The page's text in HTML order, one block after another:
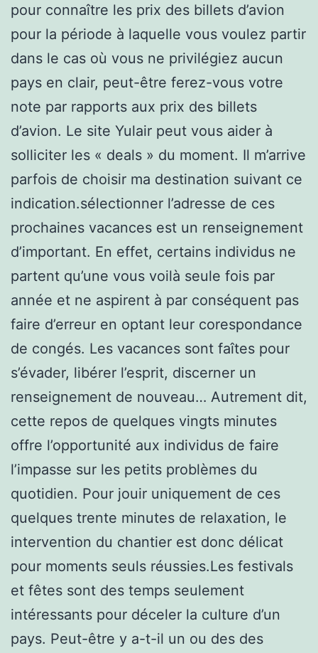
pour connaître les prix des billets d’avion
pour la période à laquelle vous voulez partir
dans le cas où vous ne privilégiez aucun
pays en clair, peut-être ferez-vous votre
note par rapports aux prix des billets
d’avion. Le site Yulair peut vous aider à
solliciter les « deals » du moment. Il m’arrive
parfois de choisir ma destination suivant ce
indication.sélectionner l’adresse de ces
prochaines vacances est un renseignement
d’important. En effet, certains individus ne
partent qu’une vous voilà seule fois par
année et ne aspirent à par conséquent pas
faire d’erreur en optant leur corespondance
de congés. Les vacances sont faîtes pour
s’évader, libérer l’esprit, discerner un
renseignement de nouveau… Autrement dit,
cette repos de quelques vingts minutes
offre l’opportunité aux individus de faire
l’impasse sur les petits problèmes du
quotidien. Pour jouir uniquement de ces
quelques trente minutes de relaxation, le
intervention du chantier est donc délicat
pour moments seuls réussies.Les festivals
et fêtes sont des temps seulement
intéressants pour déceler la culture d’un
pays. Peut-être y a-t-il un ou des des